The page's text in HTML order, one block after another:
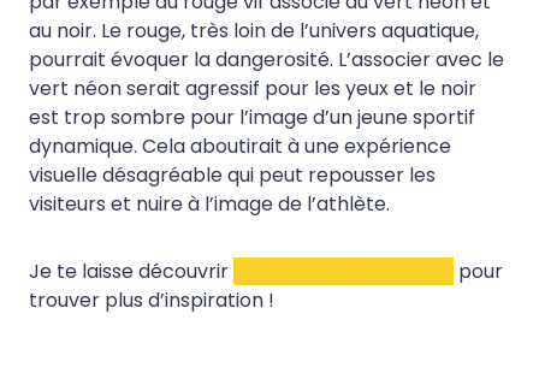
au noir. Le rouge, très loin de l’univers aquatique,
pourrait évoquer la dangerosité. L’associer avec le
vert néon serait agressif pour les yeux et le noir
est trop sombre pour l’image d’un jeune sportif
dynamique. Cela aboutirait à une expérience
visuelle désagréable qui peut repousser les
visiteurs et nuire à l’image de l’athlète.
Je te laisse découvrir
pour
trouver plus d’inspiration !